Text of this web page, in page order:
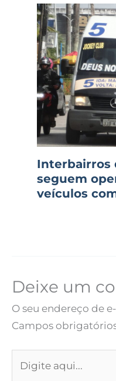
Interbairros
seguem
veículos
Deixe um
O seu endereço de
Campos
aqui...